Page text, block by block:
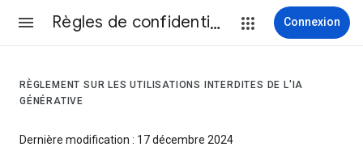
Règles de confidentialité et conditions d’utilisation Connexion
RÈGLEMENT SUR LES UTILISATIONS INTERDITES DE L'IA
GÉNÉRATIVE
Dernière modification : 17 décembre 2024